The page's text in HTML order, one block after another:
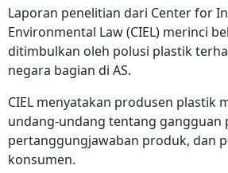
Laporan penelitian dari Center for
Environmental Law (CIEL) merinci
ditimbulkan oleh polusi plastik
negara bagian di AS.
CIEL menyatakan produsen plastik
undang-undang tentang gangguan
pertanggungjawaban produk, dan
konsumen.